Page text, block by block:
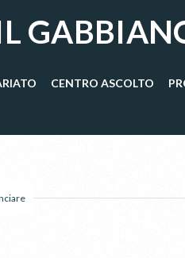
CENTRO ASCOLTO